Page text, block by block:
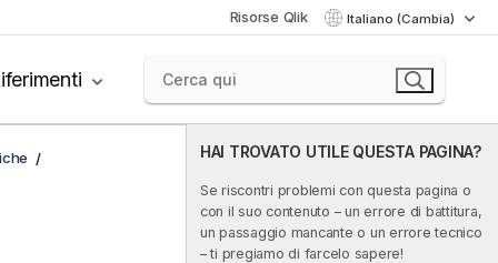
Risorse Qlik Italiano (Cambia)
HAI TROVATO UTILE QUESTA PAGINA?
Se riscontri problemi con questa pagina o
con il suo contenuto – un errore di battitura,
un passaggio mancante o un errore tecnico
– ti pregiamo di farcelo sapere!